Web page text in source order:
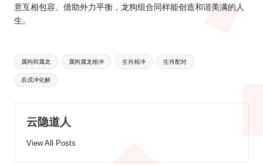
意互相包容、借助外力平衡，龙狗组合同样能创造和谐美满的人
生。
Tags:
属狗和属龙 属狗属龙相冲 生肖相冲 生肖配对
辰戌冲化解
云隐道人
View All Posts